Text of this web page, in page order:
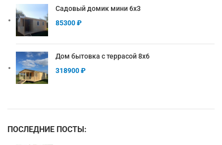
Садовый домик мини 6х3
85300₽
Дом бытовка с террасой 8х6
318900₽
ПОСЛЕДНИЕ ПОСТЫ: